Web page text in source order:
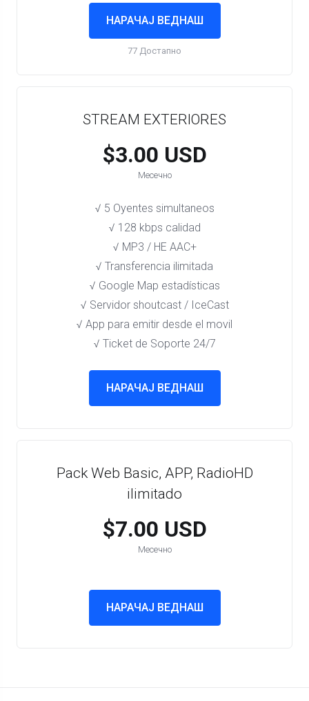
НАРАЧАЈ ВЕДНАШ
77 Достапно
STREAM EXTERIORES
$3.00 USD
Месечно
√ 5 Oyentes simultaneos
√ 128 kbps calidad
√ MP3 / HE AAC+
√ Transferencia ilimitada
√ Google Map estadísticas
√ Servidor shoutcast / IceCast
√ App para emitir desde el movil
√ Ticket de Soporte 24/7
НАРАЧАЈ ВЕДНАШ
Pack Web Basic, APP, RadioHD
ilimitado
$7.00 USD
Месечно
НАРАЧАЈ ВЕДНАШ